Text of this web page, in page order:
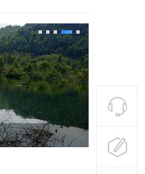
麻花影视
创新